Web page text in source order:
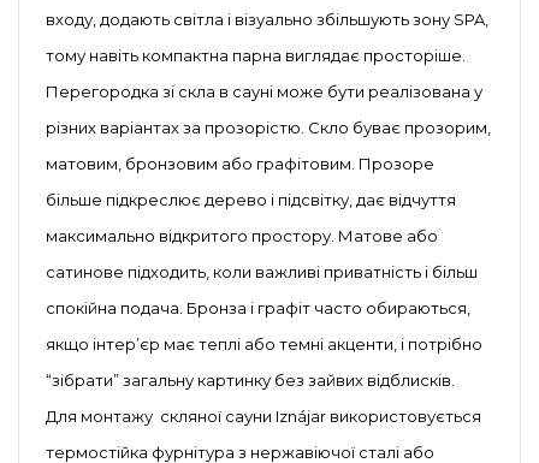
входу, додають світла і візуально збільшують зону SPA,
тому навіть компактна парна виглядає просторіше.
Перегородка зі скла в сауні може бути реалізована у
різних варіантах за прозорістю. Скло буває прозорим,
матовим, бронзовим або графітовим. Прозоре
більше підкреслює дерево і підсвітку, дає відчуття
максимально відкритого простору. Матове або
сатинове підходить, коли важливі приватність і більш
спокійна подача. Бронза і графіт часто обираються,
якщо інтер’єр має теплі або темні акценти, і потрібно
“зібрати” загальну картинку без зайвих відблисків.
Для монтажу скляної сауни Iznájar використовується
термостійка фурнітура з нержавіючої сталі або